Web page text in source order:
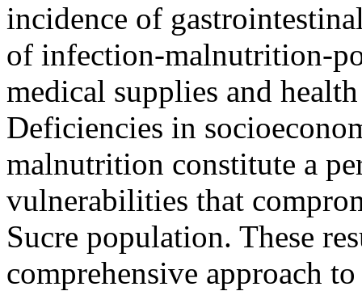
incidence of
of infection-malnutrition-
medical supplies and
Deficiencies in
malnutrition constitute a
vulnerabilities that
Sucre population. These
comprehensive approach